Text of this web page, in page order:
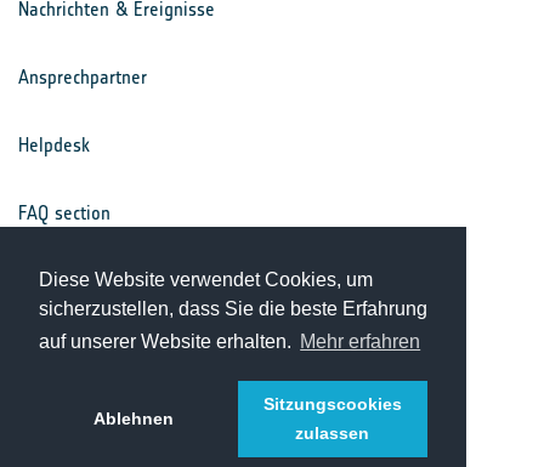
Diese Website verwendet Cookies, um
sicherzustellen, dass Sie die beste Erfahrung
auf unserer Website erhalten. Mehr erfahren
Ablehnen
Sitzungscookies
zulassen
Nachrichten & Ereignisse
Ansprechpartner
Helpdesk
FAQ section
Nutzungsbedingungen
Datenschutz